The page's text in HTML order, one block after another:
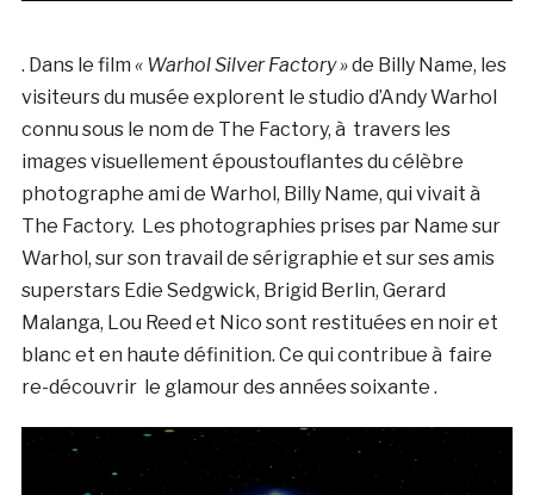
. Dans le film « Warhol Silver Factory »de Billy Name, les
visiteurs du musée explorent le studio d’Andy Warhol
connu sous le nom de The Factory, à travers les
images visuellement époustouflantes du célèbre
photographe ami de Warhol, Billy Name, qui vivait à
The Factory. Les photographies prises par Name sur
Warhol, sur son travail de sérigraphie et sur ses amis
superstars Edie Sedgwick, Brigid Berlin, Gerard
Malanga, Lou Reed et Nico sont restituées en noir et
blanc et en haute définition. Ce qui contribue à faire
re-découvrir le glamour des années soixante .